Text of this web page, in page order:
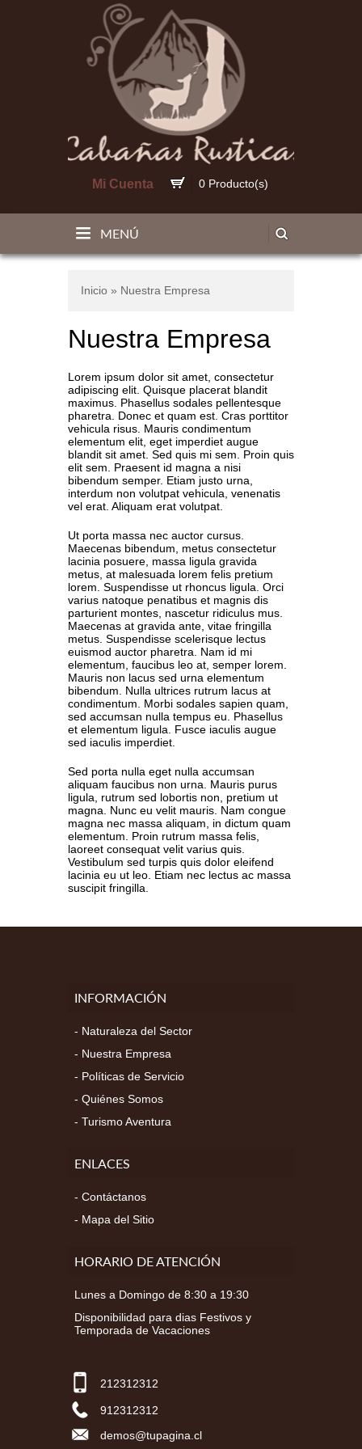
0 Producto(s)
Mi Cuenta
MENÚ
Inicio » Nuestra Empresa
Nuestra Empresa
Lorem ipsum dolor sit amet, consectetur
adipiscing elit. Quisque placerat blandit
maximus. Phasellus sodales pellentesque
pharetra. Donec et quam est. Cras porttitor
vehicula risus. Mauris condimentum
elementum elit, eget imperdiet augue
blandit sit amet. Sed quis mi sem. Proin quis
elit sem. Praesent id magna a nisi
bibendum semper. Etiam justo urna,
interdum non volutpat vehicula, venenatis
vel erat. Aliquam erat volutpat.
Ut porta massa nec auctor cursus.
Maecenas bibendum, metus consectetur
lacinia posuere, massa ligula gravida
metus, at malesuada lorem felis pretium
lorem. Suspendisse ut rhoncus ligula. Orci
varius natoque penatibus et magnis dis
parturient montes, nascetur ridiculus mus.
Maecenas at gravida ante, vitae fringilla
metus. Suspendisse scelerisque lectus
euismod auctor pharetra. Nam id mi
elementum, faucibus leo at, semper lorem.
Mauris non lacus sed urna elementum
bibendum. Nulla ultrices rutrum lacus at
condimentum. Morbi sodales sapien quam,
sed accumsan nulla tempus eu. Phasellus
et elementum ligula. Fusce iaculis augue
sed iaculis imperdiet.
Sed porta nulla eget nulla accumsan
aliquam faucibus non urna. Mauris purus
ligula, rutrum sed lobortis non, pretium ut
magna. Nunc eu velit mauris. Nam congue
magna nec massa aliquam, in dictum quam
elementum. Proin rutrum massa felis,
laoreet consequat velit varius quis.
Vestibulum sed turpis quis dolor eleifend
lacinia eu ut leo. Etiam nec lectus ac massa
suscipit fringilla.
INFORMACIÓN
Naturaleza del Sector
Nuestra Empresa
Políticas de Servicio
Quiénes Somos
Turismo Aventura
ENLACES
Contáctanos
Mapa del Sitio
HORARIO DE ATENCIÓN
Lunes a Domingo de 8:30 a 19:30
Disponibilidad para dias Festivos y
Temporada de Vacaciones
212312312
912312312
demos@tupagina.cl